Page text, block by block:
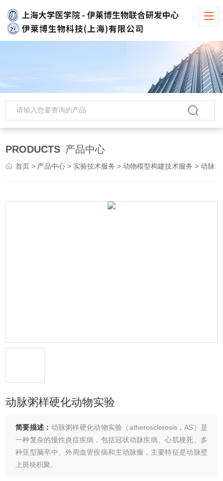
PRODUCTS 产品中心
首页 > 产品中心 > 实验技术服务 >动物模型构建技术服务 > 动脉粥样硬化动物实验
动脉粥样硬化动物实验
简要描述： 动脉粥样硬化动物实验（atherosclerosis，AS）是
一种复杂的慢性炎症疾病，包括冠状动脉疾病、心肌梗死、多
种亚型脑卒中、外周血管疾病和主动脉瘤，主要特征是动脉壁
上斑块积聚。